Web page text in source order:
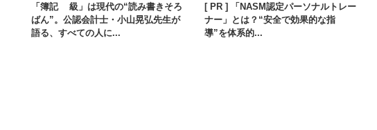
「簿記3級」は現代の“読み書きそろ
ばん”。公認会計士・小山晃弘先生が
語る、すべての人に...
[ PR ] 「NASM認定パーソナルトレー
ナー」とは？“安全で効果的な指
導”を体系的...